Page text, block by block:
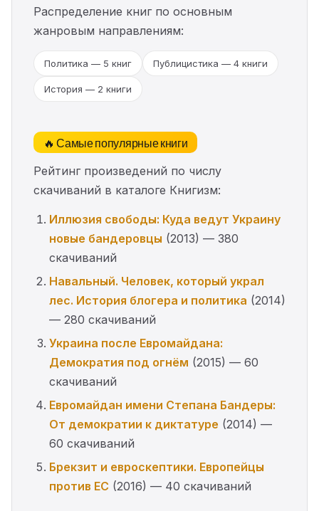
Распределение книг по основным
жанровым направлениям:
Политика — 5 книг Публицистика — 4 книги
История — 2 книги
🔥 Самые популярные книги
Рейтинг произведений по числу
скачиваний в каталоге Книгизм:
Иллюзия свободы: Куда ведут Украину
новые бандеровцы (2013) — 380
скачиваний
Навальный. Человек, который украл
лес. История блогера и политика (2014)
— 280 скачиваний
Украина после Евромайдана:
Демократия под огнём (2015) — 60
скачиваний
Евромайдан имени Степана Бандеры:
От демократии к диктатуре (2014) —
60 скачиваний
Брекзит и евроскептики. Европейцы
против ЕС (2016) — 40 скачиваний